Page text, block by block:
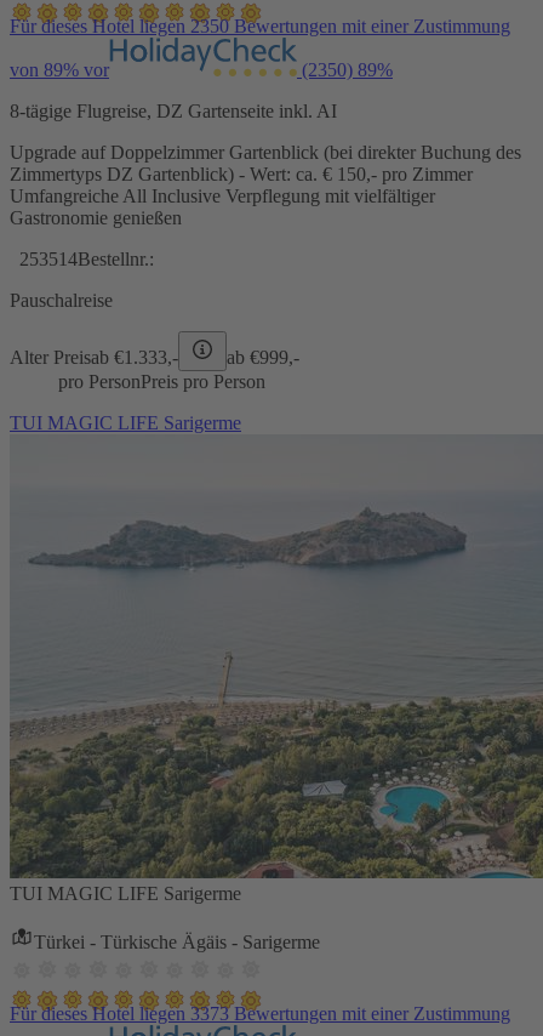
Für dieses Hotel liegen 2350 Bewertungen mit einer Zustimmung
von 89% vor (2350) 89%
8-tägige Flugreise, DZ Gartenseite inkl. AI
Upgrade auf Doppelzimmer Gartenblick (bei direkter Buchung des
Zimmertyps DZ Gartenblick) - Wert: ca. € 150,- pro Zimmer
Umfangreiche All Inclusive Verpflegung mit vielfältiger
Gastronomie genießen
253514Bestellnr.:
Pauschalreise
Alter Preisab €1.333,- ab €999,-
pro PersonPreis pro Person
TUI MAGIC LIFE Sarigerme
TUI MAGIC LIFE Sarigerme
Türkei - Türkische Ägäis - Sarigerme
Für dieses Hotel liegen 3373 Bewertungen mit einer Zustimmung